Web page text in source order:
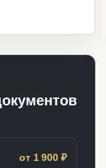
от 1 900 ₽